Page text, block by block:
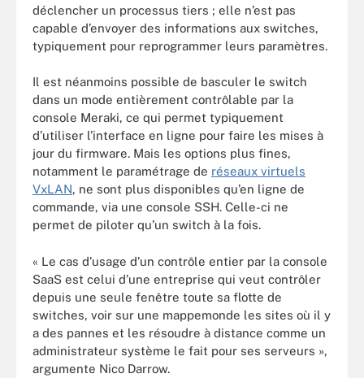
déclencher un processus tiers ; elle n’est pas
capable d’envoyer des informations aux switches,
typiquement pour reprogrammer leurs paramètres.
Il est néanmoins possible de basculer le switch
dans un mode entièrement contrôlable par la
console Meraki, ce qui permet typiquement
d’utiliser l’interface en ligne pour faire les mises à
jour du firmware. Mais les options plus fines,
notamment le paramétrage de réseaux virtuels
VxLAN, ne sont plus disponibles qu’en ligne de
commande, via une console SSH. Celle-ci ne
permet de piloter qu’un switch à la fois.
« Le cas d’usage d’un contrôle entier par la console
SaaS est celui d’une entreprise qui veut contrôler
depuis une seule fenêtre toute sa flotte de
switches, voir sur une mappemonde les sites où il y
a des pannes et les résoudre à distance comme un
administrateur système le fait pour ses serveurs »,
argumente Nico Darrow.